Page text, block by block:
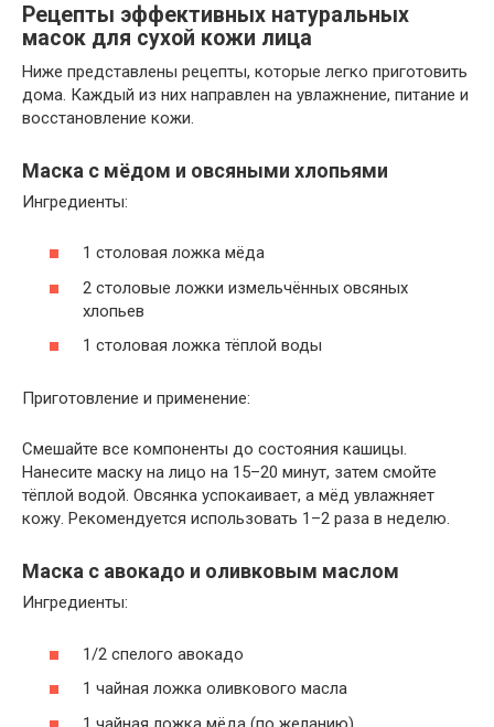
Рецепты эффективных натуральных
масок для сухой кожи лица
Ниже представлены рецепты, которые легко приготовить
дома. Каждый из них направлен на увлажнение, питание и
восстановление кожи.
Маска с мёдом и овсяными хлопьями
Ингредиенты:
1 столовая ложка мёда
2 столовые ложки измельчённых овсяных
хлопьев
1 столовая ложка тёплой воды
Приготовление и применение:
Смешайте все компоненты до состояния кашицы.
Нанесите маску на лицо на 15–20 минут, затем смойте
тёплой водой. Овсянка успокаивает, а мёд увлажняет
кожу. Рекомендуется использовать 1–2 раза в неделю.
Маска с авокадо и оливковым маслом
Ингредиенты:
1/2 спелого авокадо
1 чайная ложка оливкового масла